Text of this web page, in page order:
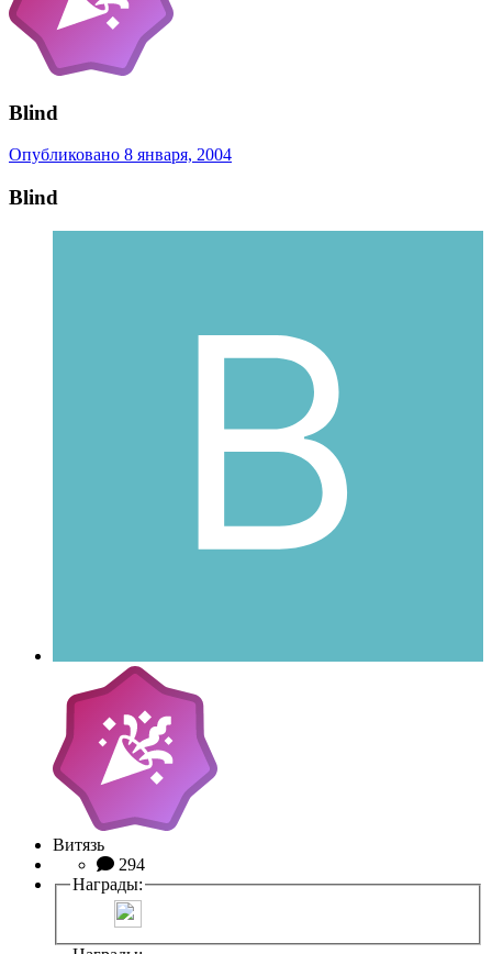
Blind
Опубликовано 8 января, 2004
Blind
Витязь
294
Награды: